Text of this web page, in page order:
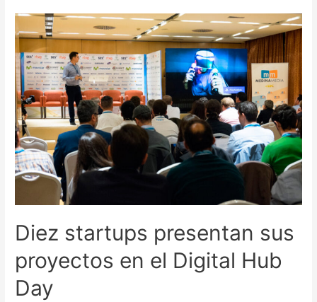
Diez startups presentan sus
proyectos en el Digital Hub
Day